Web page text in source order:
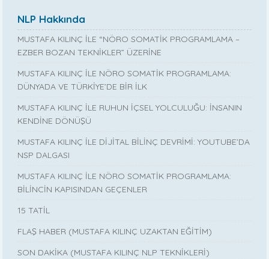
NLP Hakkında
MUSTAFA KILINÇ İLE “NÖRO SOMATİK PROGRAMLAMA –
EZBER BOZAN TEKNİKLER” ÜZERİNE
MUSTAFA KILINÇ İLE NÖRO SOMATİK PROGRAMLAMA:
DÜNYADA VE TÜRKİYE’DE BİR İLK
MUSTAFA KILINÇ İLE RUHUN İÇSEL YOLCULUĞU: İNSANIN
KENDİNE DÖNÜŞÜ
MUSTAFA KILINÇ İLE DİJİTAL BİLİNÇ DEVRİMİ: YOUTUBE’DA
NSP DALGASI
MUSTAFA KILINÇ İLE NÖRO SOMATİK PROGRAMLAMA:
BİLİNCİN KAPISINDAN GEÇENLER
15 TATİL
FLAŞ HABER (MUSTAFA KILINÇ UZAKTAN EĞİTİM)
SON DAKİKA (MUSTAFA KILINÇ NLP TEKNİKLERİ)